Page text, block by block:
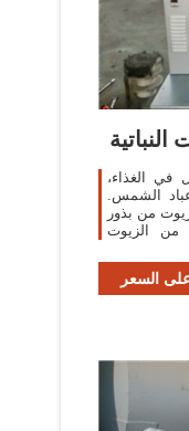
في الغذاء،
الشمس.
من بذور
من الزيوت
السعر